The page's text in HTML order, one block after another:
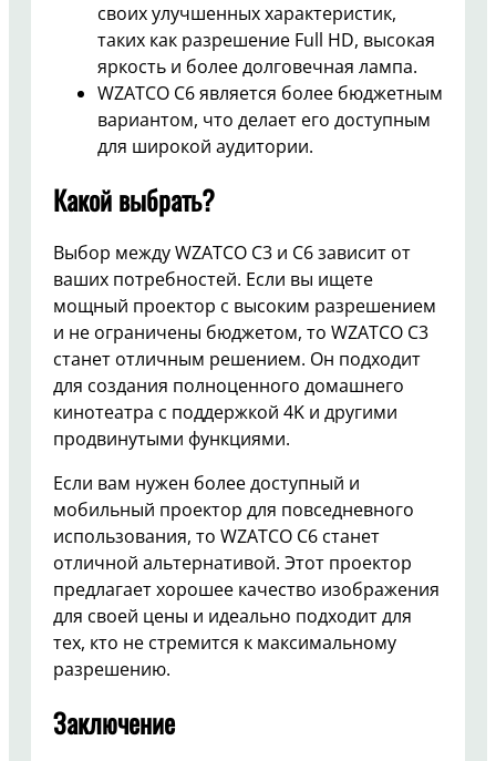
своих улучшенных характеристик,
таких как разрешение Full HD, высокая
яркость и более долговечная лампа.
WZATCO C6 является более бюджетным
вариантом, что делает его доступным
для широкой аудитории.
Какой выбрать?
Выбор между WZATCO C3 и C6 зависит от
ваших потребностей. Если вы ищете
мощный проектор с высоким разрешением
и не ограничены бюджетом, то WZATCO C3
станет отличным решением. Он подходит
для создания полноценного домашнего
кинотеатра с поддержкой 4K и другими
продвинутыми функциями.
Если вам нужен более доступный и
мобильный проектор для повседневного
использования, то WZATCO C6 станет
отличной альтернативой. Этот проектор
предлагает хорошее качество изображения
для своей цены и идеально подходит для
тех, кто не стремится к максимальному
разрешению.
Заключение